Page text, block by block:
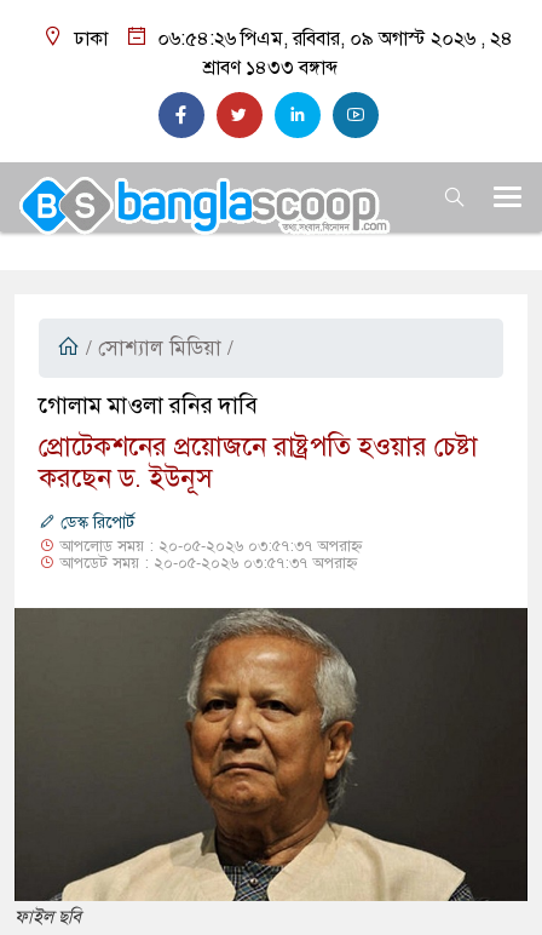
ঢাকা ০৬:৫৪:২৭ পিএম, রবিবার, ০৯ অগাস্ট ২০২৬ ,২৪
শ্রাবণ ১৪৩৩ বঙ্গাব্দ
/ সোশ্যাল মিডিয়া /
​গোলাম মাওলা রনির দাবি
প্রোটেকশনের প্রয়োজনে রাষ্ট্রপতি হওয়ার চেষ্টা
করছেন ড. ইউনূস
ডেস্ক রিপোর্ট
আপলোড সময় : ২০-০৫-২০২৬ ০৩:৫৭:৩৭ অপরাহ্ন
আপডেট সময় : ২০-০৫-২০২৬ ০৩:৫৭:৩৭ অপরাহ্ন
ফাইল ছবি